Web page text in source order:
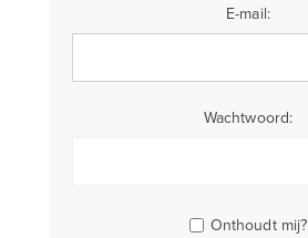
E-mail:
Wachtwoord:
Onthoudt mij?